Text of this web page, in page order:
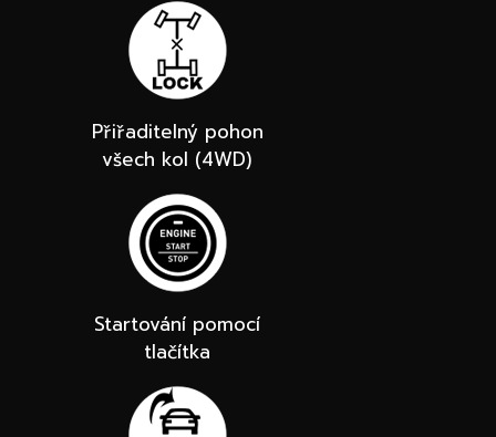
Přiřaditelný pohon
všech kol (4WD)
Startování pomocí
tlačítka